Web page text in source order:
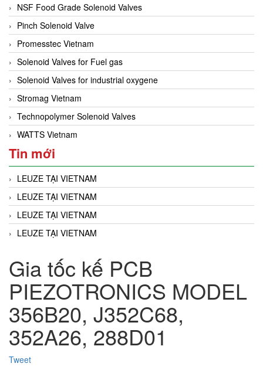
NSF Food Grade Solenoid Valves
Pinch Solenoid Valve
Promesstec Vietnam
Solenoid Valves for Fuel gas
Solenoid Valves for industrial oxygene
Stromag Vietnam
Technopolymer Solenoid Valves
WATTS Vietnam
Tin mới
LEUZE TẠI VIETNAM
LEUZE TẠI VIETNAM
LEUZE TẠI VIETNAM
LEUZE TẠI VIETNAM
Gia tốc kế PCB
PIEZOTRONICS MODEL
356B20, J352C68,
352A26, 288D01
Tweet